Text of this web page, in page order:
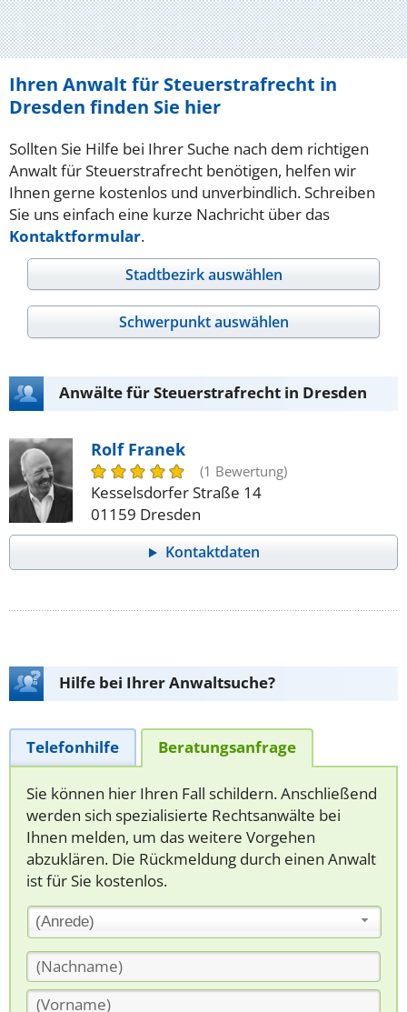
Ihren Anwalt für Steuerstrafrecht in
Dresden finden Sie hier
Sollten Sie Hilfe bei Ihrer Suche nach dem richtigen
Anwalt für Steuerstrafrecht benötigen, helfen wir
Ihnen gerne kostenlos und unverbindlich. Schreiben
Sie uns einfach eine kurze Nachricht über das
Kontaktformular.
Stadtbezirk auswählen
Schwerpunkt auswählen
Anwälte für Steuerstrafrecht in Dresden
Rolf Franek
(1 Bewertung)
Kesselsdorfer Straße 14
01159 Dresden
Kontaktdaten
Hilfe bei Ihrer Anwaltsuche?
Telefonhilfe Beratungsanfrage
Sie können hier Ihren Fall schildern. Anschließend
werden sich spezialisierte Rechtsanwälte bei
Ihnen melden, um das weitere Vorgehen
abzuklären. Die Rückmeldung durch einen Anwalt
ist für Sie kostenlos.
(Anrede)